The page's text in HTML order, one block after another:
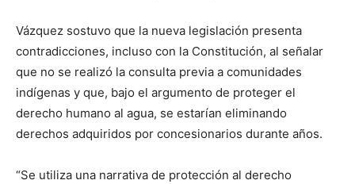
Vázquez sostuvo que la nueva legislación presenta
contradicciones, incluso con la Constitución, al señalar
que no se realizó la consulta previa a comunidades
indígenas y que, bajo el argumento de proteger el
derecho humano al agua, se estarían eliminando
derechos adquiridos por concesionarios durante años.
“Se utiliza una narrativa de protección al derecho